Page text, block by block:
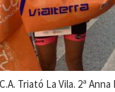
Triató La Vila. 2ª